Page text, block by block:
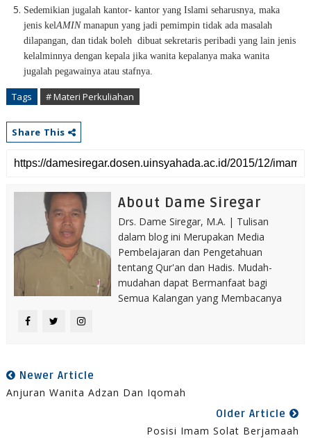
Sedemikian jugalah kantor- kantor yang Islami seharusnya, maka
jenis kelAMINmanapun yang jadi pemimpin tidak ada masalah
dilapangan, dan tidak boleh dibuat sekretaris peribadi yang lain jenis
kelalminnya dengan kepala jika wanita kepalanya maka wanita
jugalah pegawainya atau stafnya.
Tags # Materi Perkuliahan
Share This
About Dame Siregar
Drs. Dame Siregar, M.A. | Tulisan
dalam blog ini Merupakan Media
Pembelajaran dan Pengetahuan
tentang Qur'an dan Hadis. Mudah-
mudahan dapat Bermanfaat bagi
Semua Kalangan yang Membacanya
Newer Article
Anjuran Wanita Adzan Dan Iqomah
Older Article
Posisi Imam Solat Berjamaah